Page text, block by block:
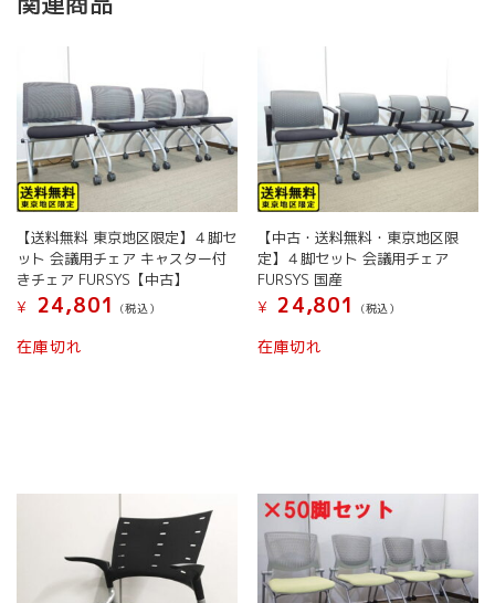
【送料無料 東京地区限定】４脚セ
ット 会議用チェア キャスター付
きチェア FURSYS【中古】
¥
24,801 (税込）
在庫切れ
【中古・送料無料・東京地区限
定】４脚セット 会議用チェア
FURSYS 国産
¥ 24,801 (税込）
在庫切れ